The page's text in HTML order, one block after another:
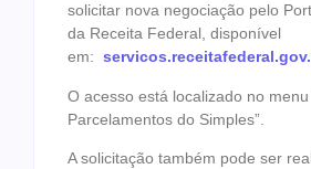
solicitar nova negociação pelo
da Receita Federal, disponível
em:
O acesso está localizado no menu
Parcelamentos do Simples”.
A solicitação também pode ser